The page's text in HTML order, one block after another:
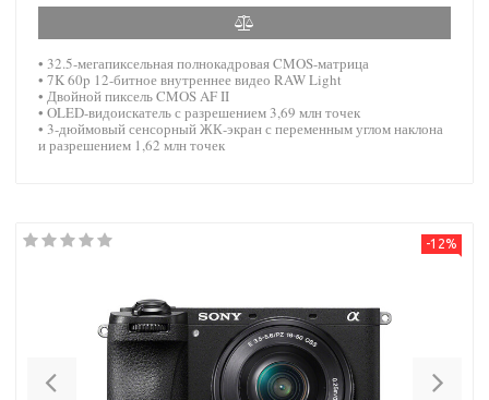
• 32.5-мегапиксельная полнокадровая CMOS-матрица
• 7K 60p 12-битное внутреннее видео RAW Light
• Двойной пиксель CMOS AF II
• OLED-видоискатель с разрешением 3,69 млн точек
• 3-дюймовый сенсорный ЖК-экран с переменным углом наклона
и разрешением 1,62 млн точек
Previous
-12%